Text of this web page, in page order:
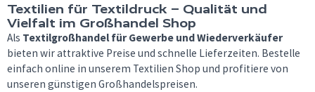
Textilien für Textildruck – Qualität und
Vielfalt im Großhandel Shop
Als Textilgroßhandel für Gewerbe und Wiederverkäufer
bieten wir attraktive Preise und schnelle Lieferzeiten. Bestelle
einfach online in unserem Textilien Shop und profitiere von
unseren günstigen Großhandelspreisen.